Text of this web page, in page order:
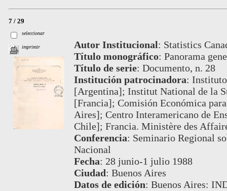
7 / 29
seleccionar
imprimir Autor Institucional: Statistics
Título monográfico: Panorama
Título de serie: Documento, n. 28
Institución patrocinadora:
[Argentina]; Institut National de la
[Francia]; Comisión Económica
Aires]; Centro Interamericano de
Chile]; Francia. Ministère des
Conferencia: Seminario Regional
Nacional
Fecha: 28 junio-1 julio 1988
Ciudad: Buenos Aires
Datos de edición: Buenos Aires: